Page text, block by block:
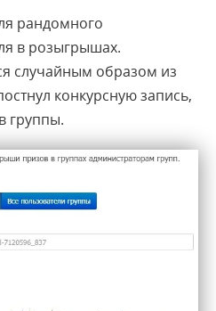
рандомного
в розыгрышах.
случайным образом из
конкурсную запись,
группы.